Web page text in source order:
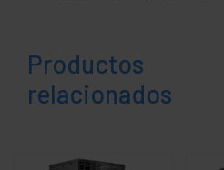
Productos
relacionados